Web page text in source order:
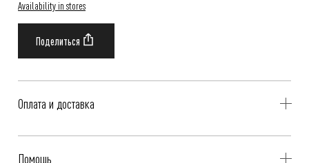
Availability in stores
Оплата и доставка
Помощь